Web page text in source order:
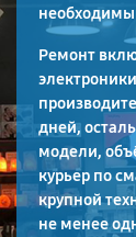
Ремонт
дней,
модели,
курьер по
крупной
не менее